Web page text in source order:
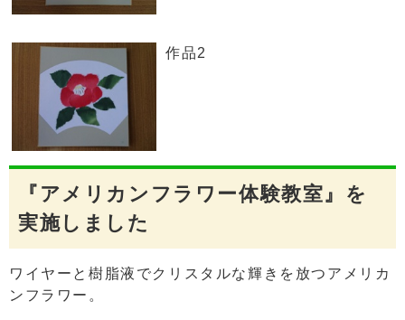
作品2
『アメリカンフラワー体験教室』を
実施しました
ワイヤーと樹脂液でクリスタルな輝きを放つアメリカ
ンフラワー。